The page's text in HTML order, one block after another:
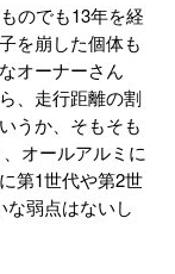
のでも13年を経
を崩した個体も
オーナーさん
、走行距離の割
うか、そもそも
オールアルミに
第1世代や第2世
な弱点はないし